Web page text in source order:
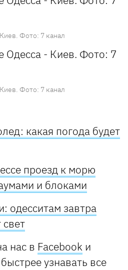
Фото: 7 канал
Фото: 7 канал
какая погода будет
проезд к морю
и блоками
одесситам завтра
нас в Facebook и
узнавать все